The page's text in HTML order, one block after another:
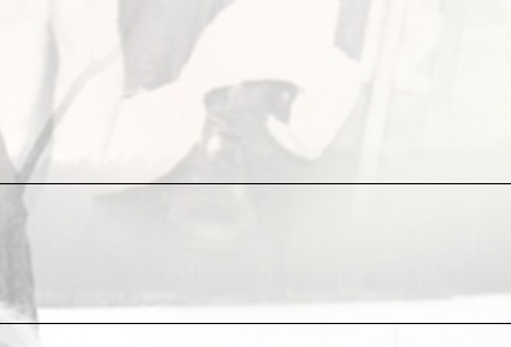
и неизменно характерна прежде всего
средств, но недостатком общего
самоуважения, просто не сможет
индивидуума настолько, чтобы
заплывают жиром – от переизбытка